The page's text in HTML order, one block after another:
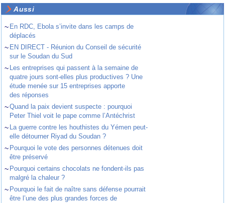
Aussi
~ En RDC, Ebola s’invite dans les camps de
déplacés
~ EN DIRECT - Réunion du Conseil de sécurité
sur le Soudan du Sud
~ Les entreprises qui passent à la semaine de
quatre jours sont-elles plus productives ? Une
étude menée sur 15 entreprises apporte
des réponses
~Quand la paix devient suspecte : pourquoi
Peter Thiel voit le pape comme l’Antéchrist
~ La guerre contre les houthistes du Yémen peut-
elle détourner Riyad du Soudan ?
~ Pourquoi le vote des personnes détenues doit
être préservé
~ Pourquoi certains chocolats ne fondent-ils pas
malgré la chaleur ?
~ Pourquoi le fait de naître sans défense pourrait
être l’une des plus grandes forces de